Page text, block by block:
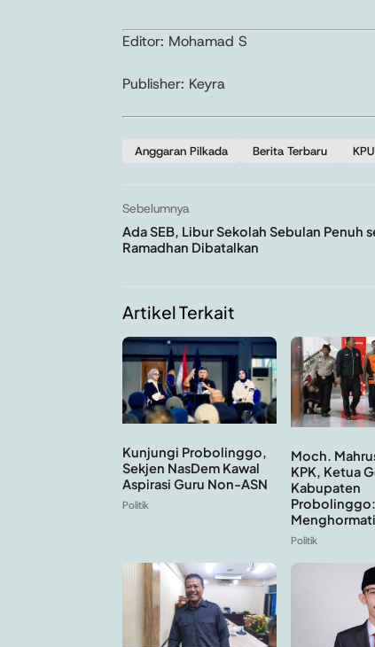
Editor: Mohamad S
Publisher: Keyra
Anggaran Pilkada Berita Terbaru
Sebelumnya
Ada SEB, Libur Sekolah Sebulan Penuh
Ramadhan Dibatalkan
Artikel Terkait
Kunjungi Probolinggo,
Sekjen NasDem Kawal
Aspirasi Guru Non-ASN
Politik
Moch.
KPK, Ketua
Kabupaten
Politik